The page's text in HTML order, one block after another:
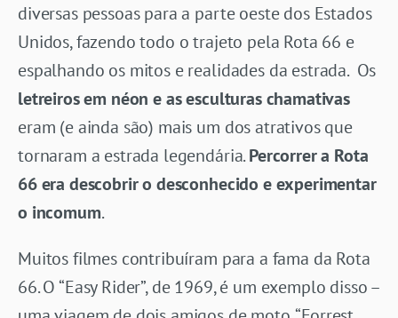
diversas pessoas para a parte oeste dos Estados
Unidos, fazendo todo o trajeto pela Rota 66 e
espalhando os mitos e realidades da estrada. Os
letreiros em néon e as esculturas chamativas
eram (e ainda são) mais um dos atrativos que
tornaram a estrada legendária.Percorrer a Rota
66 era descobrir o desconhecido e experimentar
o incomum.
Muitos filmes contribuíram para a fama da Rota
66. O “Easy Rider”, de 1969, é um exemplo disso –